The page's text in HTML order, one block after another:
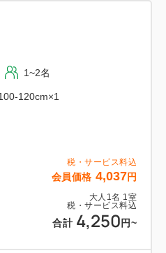
税・サービス料込
会員価格 4,037円
大人 1 名 1 室
税・サービス料込
合計 4,250 円~
1~2名
120cm×1